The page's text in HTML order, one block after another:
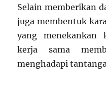
Selain memberikan
juga membentuk
yang menekankan
kerja sama
menghadapi